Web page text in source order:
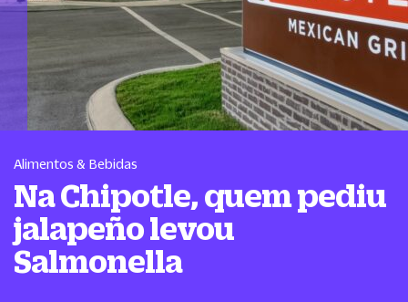
Alimentos & Bebidas
Na Chipotle, quem pediu
jalapeño levou
Salmonella